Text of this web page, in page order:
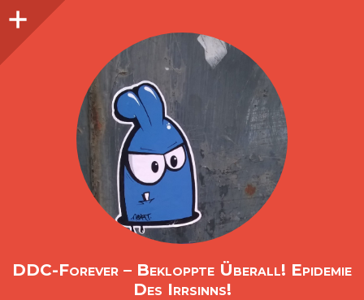
O
p
e
n
i
d
e
b
a
DDC-Forever – Bekloppte Überall! Epidemie
Des Irrsinns!
Seitenleiste